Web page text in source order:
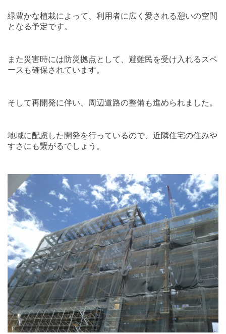
緑豊かな植栽によって、利用者に広く愛される憩いの空間
となる予定です。
また災害時には防災拠点として、避難民を受け入れるスペ
ースも確保されています。
そして再開発に伴い、周辺道路の整備も進められました。
地域に配慮した開発を行っているので、近隣住宅の住みや
すさにも繋がるでしょう。